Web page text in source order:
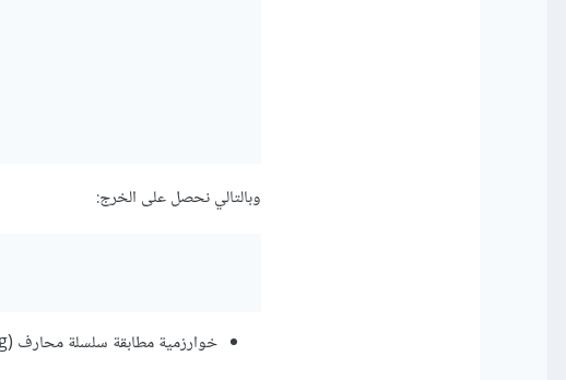
وبالتالي نحصل على الخرج:
خوارزمية مطابقة سلسلة محارف (String Matching)